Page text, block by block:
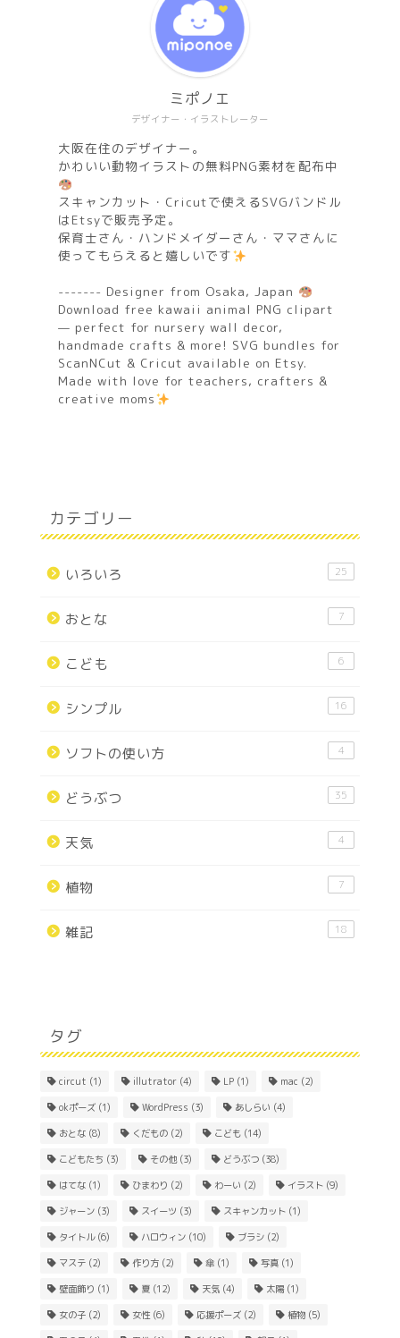
デザイナー・イラストレーター
ミポノエ
大阪在住のデザイナー。
かわいい動物イラストの無料PNG素材を配布中
スキャンカット・Cricutで使えるSVGバンドル
はEtsyで販売予定。
保育士さん・ハンドメイダーさん・ママさんに
使ってもらえると嬉しいです
------- Designer from Osaka, Japan
Download free kawaii animal PNG clipart
— perfect for nursery wall decor,
handmade crafts & more! SVG bundles for
ScanNCut & Cricut available on Etsy.
Made with love for teachers, crafters &
creative moms
カテゴリー
いろいろ 25
おとな 7
こども 6
シンプル 16
ソフトの使い方 4
どうぶつ 35
天気 4
植物 7
雑記 18
タグ
circut (1) illutrator (4) LP (1) mac (2)
okポーズ (1) WordPress (3) あしらい (4)
おとな (8) くだもの (2) こども (14)
こどもたち (3) その他(3) どうぶつ (38)
はてな (1) ひまわり (2) わーい (2) イラスト (9)
ジャーン (3) スイーツ (3) スキャンカット (1)
タイトル(6) ハロウィン (10) ブラシ (2)
マステ (2) 作り方 (2) 傘 (1) 写真 (1)
壁面飾り (1) 夏 (12) 天気 (4) 太陽(1)
女の子 (2) 女性 (6) 応援ポーズ (2) 植物 (5)
About
Contact